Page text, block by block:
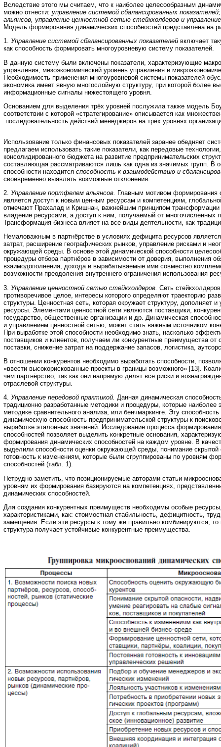
Вследствие этого мы считаем, что к наиболее целесообразным
можно отнести: управление системой сбалансированных
альянсов, управление ценностной сетью стейкхолдеров и
Модель формирования динамических способностей представлена на
1. Управление системой сбалансированных показателей включает
как способность формировать многоуровневую систему показателей.
В данную систему были включены показатели, характеризующие
управления, мезоэкономический уровень управления и
Необходимость применения многоуровневой системы показателей
экономика имеет явную многослойную структуру, при которой более
информационные сигналы нижестоящего уровня.
Основанием для выделения трёх уровней послужила также модель
соответствии с которой «стратегирование» описывается как
последовательность действий менеджеров на трёх уровнях
Использование только финансовых показателей заранее обедняет
предлагаем использовать такие показатели, как передовые
консолидированного бюджета на развитие предпринимательских
составляющая рассматриваются лишь как одна из значимых групп. В
способности находится способность к взаимодействию и
своевременно выявлять возможные отклонения.
2. Управление портфелем альянсов.
Главным мотивом формирования
является доступ к новым ценным ресурсам и компетенциям,
отмечают Прахалад и Кришнан, важнейшим принципом трансформации
владение ресурсами, а доступ к ним, получаемый от многочисленных
Трансформация бизнеса влияет на все виды деятельности, как
Немаловажным в партнёрстве в условиях дефицита ресурсов
затрат, расширение географических рынков, управление рисками и
окружающей среды. В основе этой динамической способности
процедуры отбора партнёров в зависимости от доверия, выполнения
взаимодополнения, дохода и вырабатываемые ими совместно
возможности преодоления внутреннего ограничения использования
3. Управление ценностной сетью стейкхолдеров. Сеть
противоречивое целое, интересы которого определяют траекторию
структуры. Ценностная сеть, которая окружает структуру, дополняет
ресурсы. Элементами ценностной сети являются поставщики,
государство, общественные организации и др. Динамическая
и управлением ценностной сетью, может стать важным источником
При выработке этой способности необходимо знать, насколько
поставщиков и клиентов, получаем ли конкурентные преимущества от
поставки, снижение затрат на поддержание запасов, логистика,
В отношении конкурентов необходимо выработать способности,
«ввести высокорискованные проекты в границы возможного» [13].
чем партнёрство, так как они напрямую делят все риски и
отраслевой структуры.
4. Управление передовой практикой. Данная динамическая
традиционно разработанные методики и процедуры, которые
методике сравнительного анализа, или бенчмаркинге. Эту
динамическую способность предпринимательской структуры к
выработке эталонных значений. Исследование процесса
способностей позволяет выделить конкретные основания,
формирования динамических способностей на каждом уровне. В
выделили способности оценки окружающей среды, понимание скрытой
готовность к изменениям, которые были сгруппированы по уровням
способностей (табл. 1).
Нетрудно заметить, что позиционируемые авторами статьи
уровням их формирования базируются на компетенциях,
динамических способностей.
Для создания конкурентных преимуществ необходимы особые
характеристиками, как: стоимостная стабильность, дефицитность,
замещения. Если эти ресурсы к тому же правильно комбинируются, то
структура получает устойчивые конкурентные преимущества.